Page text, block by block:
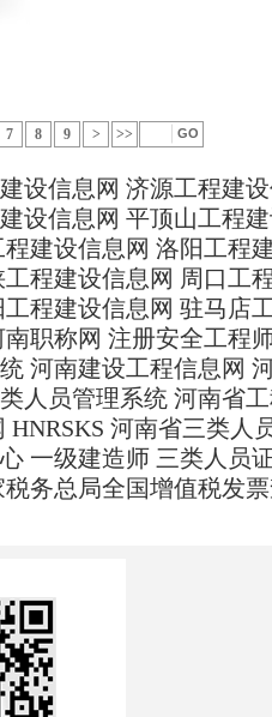
7 8 9 > >>
设信息网 济源工程建
设信息网 平顶山工程
建设信息网 洛阳工程
程建设信息网 周口工
程建设信息网 驻马店
南职称网 注册安全工程
河南建设工程信息网
人员管理系统 河南省
HNRSKS 河南省三类人
一级建造师 三类人员
税务总局全国增值税发